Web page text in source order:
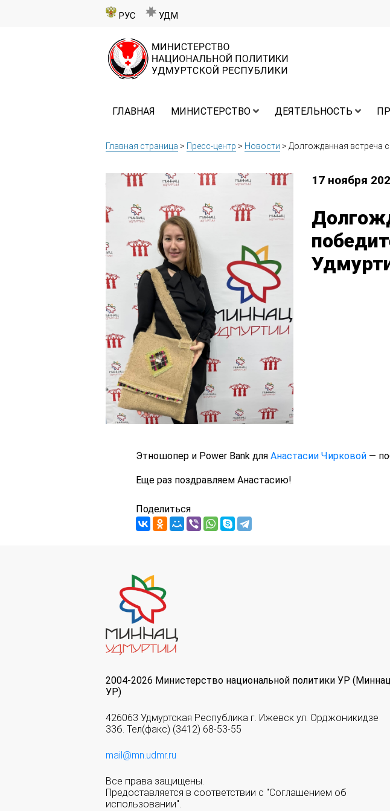
РУС УДМ
ГЛАВНАЯ МИНИСТЕРСТВО ДЕЯТЕЛЬНОСТЬ
Главная страница > Пресс-центр > Новости > Долгожданная встреча
17 ноября
Этношопер и Power Bank для Анастасии Чирковой—
Еще раз поздравляем Анастасию!
Поделиться
2004-2026 Министерство национальной политики УР
УР)
426063 Удмуртская Республика г. Ижевск ул. Орджоникидзе
33б. Тел(факс) (3412) 68-53-55
mail@mn.udmr.ru
Все права защищены.
Предоставляется в соответствии с "Соглашением об
использовании".